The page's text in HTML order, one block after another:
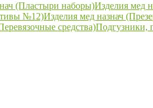
(Пластыри наборы)Изделия мед
№12)Изделия мед назнач
средства)Подгузники,